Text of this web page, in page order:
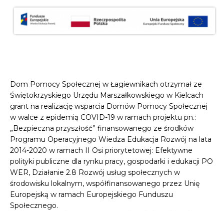
Dom Pomocy Społecznej w Łagiewnikach otrzymał ze
Świętokrzyskiego Urzędu Marszałkowskiego w Kielcach
grant na realizację wsparcia Domów Pomocy Społecznej
w walce z epidemią COVID-19 w ramach projektu pn.:
„Bezpieczna przyszłość” finansowanego ze środków
Programu Operacyjnego Wiedza Edukacja Rozwój na lata
2014-2020 w ramach II Osi priorytetowej: Efektywne
polityki publiczne dla rynku pracy, gospodarki i edukacji PO
WER, Działanie 2.8 Rozwój usług społecznych w
środowisku lokalnym, współfinansowanego przez Unię
Europejską w ramach Europejskiego Funduszu
Społecznego.